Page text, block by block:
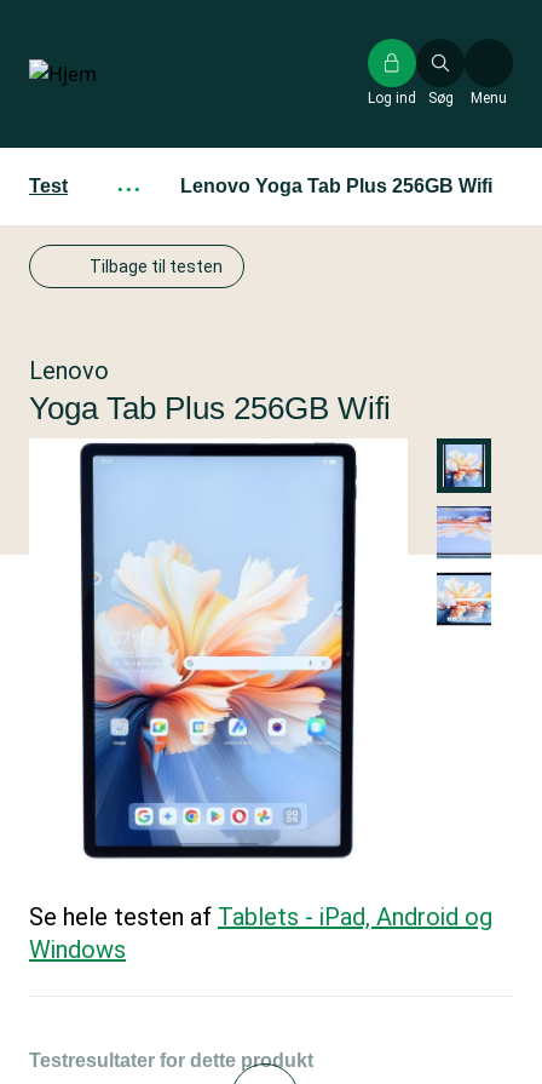
hovedindhold
Søg
Log ind Menu
Test ··· Lenovo Yoga Tab Plus 256GB Wifi
Tilbage til testen
Lenovo
Yoga Tab Plus 256GB Wifi
Se hele testen af Tablets - iPad, Android og
Windows
Testresultater for dette produkt